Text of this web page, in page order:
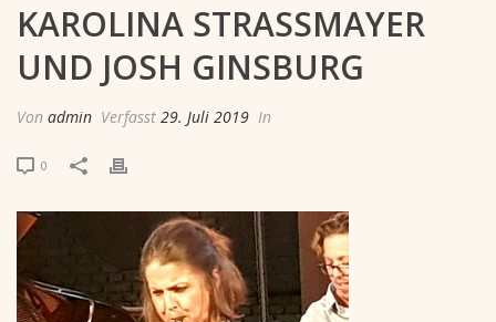
KAROLINA STRASSMAYER
UND JOSH GINSBURG
Von admin Verfasst 29. Juli 2019 In
0